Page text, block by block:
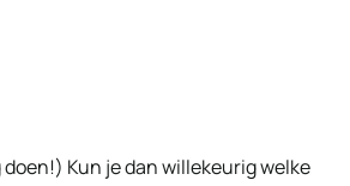
Kun je dan willekeurig welke